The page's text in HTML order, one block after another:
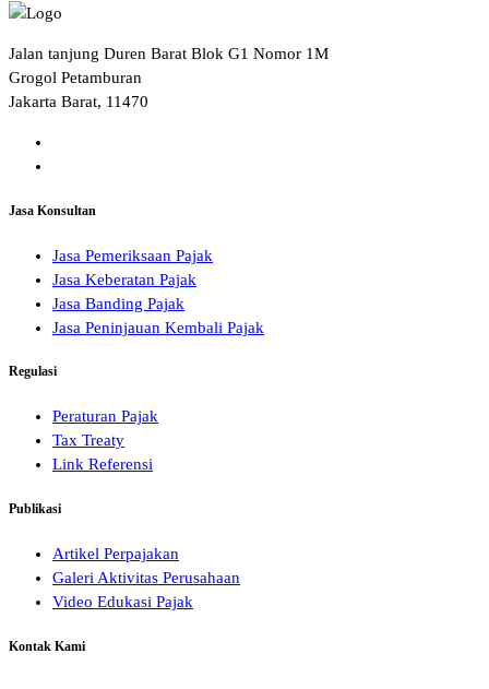
Jalan tanjung Duren Barat Blok G1 Nomor 1M
Grogol Petamburan
Jakarta Barat, 11470
Jasa Konsultan
Jasa Pemeriksaan Pajak
Jasa Keberatan Pajak
Jasa Banding Pajak
Jasa Peninjauan Kembali Pajak
Regulasi
Peraturan Pajak
Tax Treaty
Link Referensi
Publikasi
Artikel Perpajakan
Galeri Aktivitas Perusahaan
Video Edukasi Pajak
Kontak Kami